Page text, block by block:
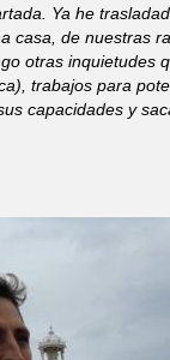
Ya he
casa, de nuestras
otras inquietudes
trabajos para
capacidades y